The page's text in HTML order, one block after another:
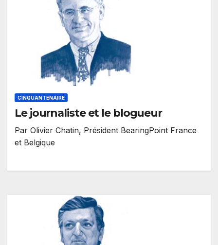
CINQUANTENAIRE
Le journaliste et le blogueur
Par Olivier Chatin, Président BearingPoint France
et Belgique